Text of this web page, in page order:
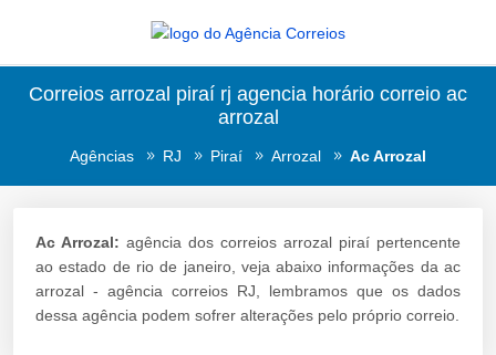
Correios arrozal piraí rj agencia horário correio ac
arrozal
Agências RJ Piraí Arrozal Ac Arrozal
Ac Arrozal: agência dos correios arrozal piraí pertencente
ao estado de rio de janeiro, veja abaixo informações da ac
arrozal - agência correios RJ, lembramos que os dados
dessa agência podem sofrer alterações pelo próprio correio.